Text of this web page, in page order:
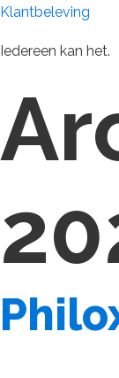
Klantbeleving
Iedereen kan het.